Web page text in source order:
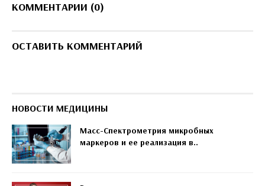
КОММЕНТАРИИ (0)
ОСТАВИТЬ КОММЕНТАРИЙ
НОВОСТИ МЕДИЦИНЫ
Масс-Спектрометрия микробных
маркеров и ее реализация в..